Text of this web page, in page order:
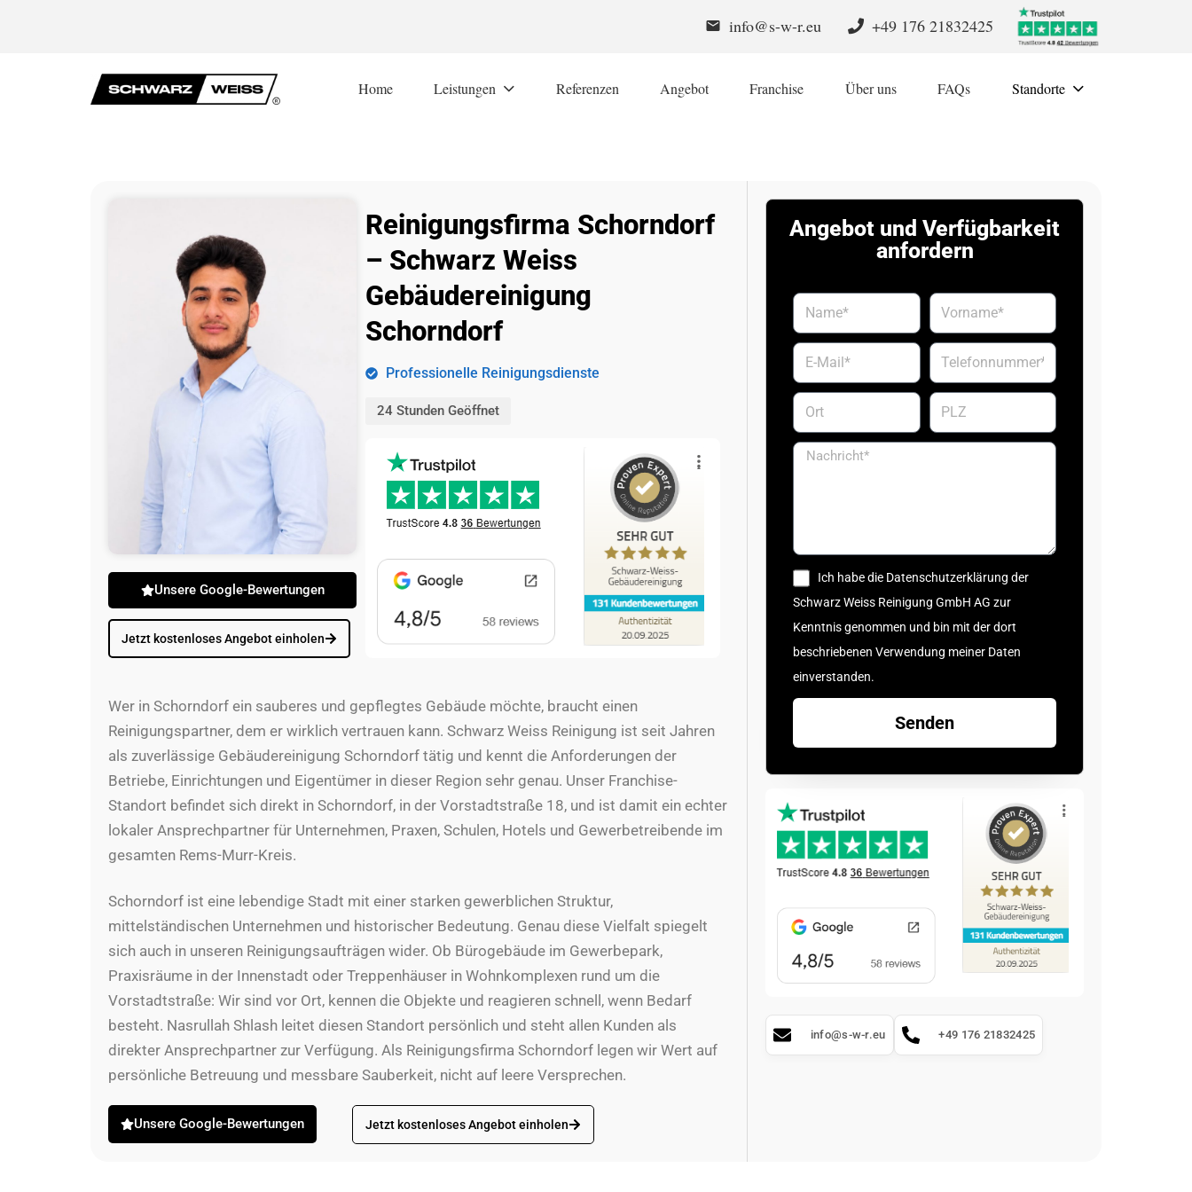
email info@s-w-r.eu +49 176 21832425
Home Leistungen Referenzen Angebot Franchise Über uns FAQs Standorte
Unsere Google-Bewertungen
Jetzt kostenloses Angebot einholen
Reinigungsfirma Schorndorf
– Schwarz Weiss
Gebäudereinigung
Schorndorf
Professionelle Reinigungsdienste
24 Stunden Geöffnet
Wer in Schorndorf ein sauberes und gepflegtes Gebäude möchte, braucht einen
Reinigungspartner, dem er wirklich vertrauen kann. Schwarz Weiss Reinigung ist seit Jahren
als zuverlässige Gebäudereinigung Schorndorf tätig und kennt die Anforderungen der
Betriebe, Einrichtungen und Eigentümer in dieser Region sehr genau. Unser Franchise-
Standort befindet sich direkt in Schorndorf, in der Vorstadtstraße 18, und ist damit ein echter
lokaler Ansprechpartner für Unternehmen, Praxen, Schulen, Hotels und Gewerbetreibende im
gesamten Rems-Murr-Kreis.
Schorndorf ist eine lebendige Stadt mit einer starken gewerblichen Struktur,
mittelständischen Unternehmen und historischer Bedeutung. Genau diese Vielfalt spiegelt
sich auch in unseren Reinigungsaufträgen wider. Ob Bürogebäude im Gewerbepark,
Praxisräume in der Innenstadt oder Treppenhäuser in Wohnkomplexen rund um die
Vorstadtstraße: Wir sind vor Ort, kennen die Objekte und reagieren schnell, wenn Bedarf
besteht. Nasrullah Shlash leitet diesen Standort persönlich und steht allen Kunden als
direkter Ansprechpartner zur Verfügung. Als Reinigungsfirma Schorndorf legen wir Wert auf
persönliche Betreuung und messbare Sauberkeit, nicht auf leere Versprechen.
Unsere Google-Bewertungen Jetzt kostenloses Angebot einholen
Angebot und Verfügbarkeit
anfordern
Ich habe die Datenschutzerklärung der
Schwarz Weiss Reinigung GmbH AG zur
Kenntnis genommen und bin mit der dort
beschriebenen Verwendung meiner Daten
einverstanden.
Senden
info@s-w-r.eu +49 176 21832425